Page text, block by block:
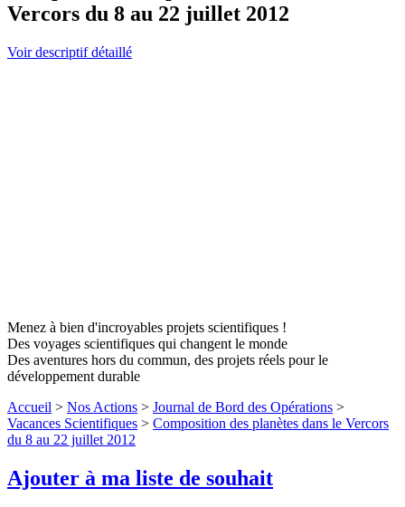
Vercors du 8 au 22 juillet 2012
Voir descriptif détaillé
Menez à bien d'incroyables projets scientifiques !
Des voyages scientifiques qui changent le monde
Des aventures hors du commun, des projets réels pour le
développement durable
Accueil > Nos Actions > Journal de Bord des Opérations >
Vacances Scientifiques > Composition des planètes dans le Vercors
du 8 au 22 juillet 2012
Ajouter à ma liste de souhait